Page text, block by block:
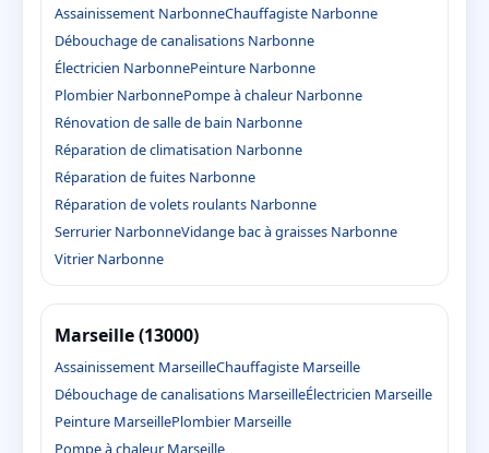
Assainissement NarbonneChauffagiste Narbonne
Débouchage de canalisations Narbonne
Électricien NarbonnePeinture Narbonne
Plombier NarbonnePompe à chaleur Narbonne
Rénovation de salle de bain Narbonne
Réparation de climatisation Narbonne
Réparation de fuites Narbonne
Réparation de volets roulants Narbonne
Serrurier NarbonneVidange bac à graisses Narbonne
Vitrier Narbonne
Marseille (13000)
Assainissement MarseilleChauffagiste Marseille
Débouchage de canalisations MarseilleÉlectricien Marseille
Peinture MarseillePlombier Marseille
Pompe à chaleur Marseille